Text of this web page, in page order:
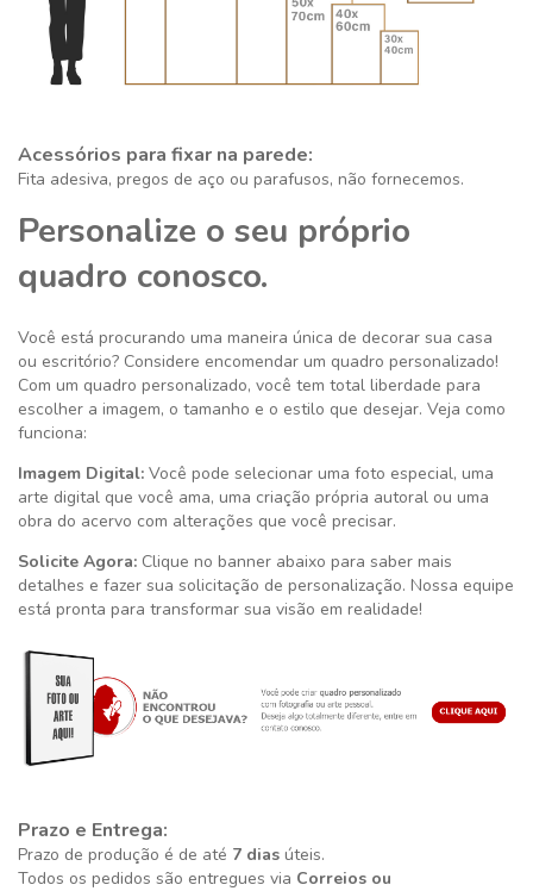
Acessórios para fixar na parede:
Fita adesiva, pregos de aço ou parafusos, não fornecemos.
Personalize o seu próprio
quadro conosco.
Você está procurando uma maneira única de decorar sua casa
ou escritório? Considere encomendar um quadro personalizado!
Com um quadro personalizado, você tem total liberdade para
escolher a imagem, o tamanho e o estilo que desejar. Veja como
funciona:
Imagem Digital: Você pode selecionar uma foto especial, uma
arte digital que você ama, uma criação própria autoral ou uma
obra do acervo com alterações que você precisar.
Solicite Agora: Clique no banner abaixo para saber mais
detalhes e fazer sua solicitação de personalização. Nossa equipe
está pronta para transformar sua visão em realidade!
Prazo e Entrega:
Prazo de produção é de até 7 dias úteis.
Todos os pedidos são entregues via Correios ou